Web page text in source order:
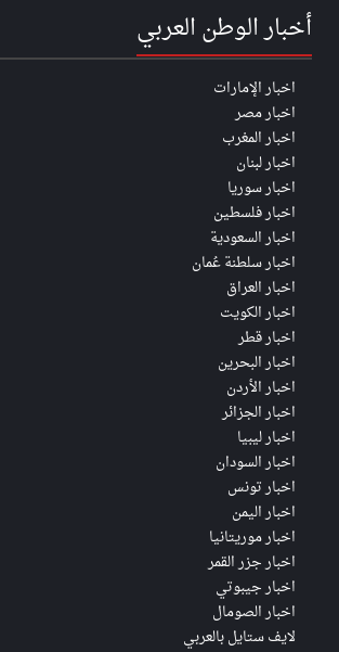
أخبار الوطن العربي
اخبار الإمارات
اخبار مصر
اخبار المغرب
اخبار لبنان
اخبار سوريا
اخبار فلسطين
اخبار السعودية
اخبار سلطنة عُمان
اخبار العراق
اخبار الكويت
اخبار قطر
اخبار البحرين
اخبار الأردن
اخبار الجزائر
اخبار ليبيا
اخبار السودان
اخبار تونس
اخبار اليمن
اخبار موريتانيا
اخبار جزر القمر
اخبار جيبوتي
اخبار الصومال
لايف ستايل بالعربي